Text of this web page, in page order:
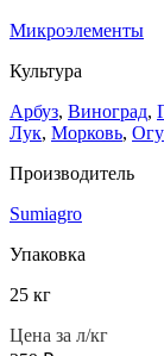
Микроэлементы
Культура
Арбуз, Виноград,
Лук, Морковь,
Производитель
Sumiagro
Упаковка
25 кг
Цена за л/кг